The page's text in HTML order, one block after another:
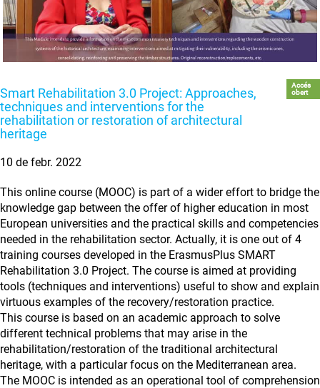
Smart Rehabilitation 3.0 Project: Approaches,
techniques and interventions for the
rehabilitation or restoration of architectural
heritage
Accés
obert
10 de febr. 2022
This online course (MOOC) is part of a wider effort to bridge the
knowledge gap between the offer of higher education in most
European universities and the practical skills and competencies
needed in the rehabilitation sector. Actually, it is one out of 4
training courses developed in the ErasmusPlus SMART
Rehabilitation 3.0 Project. The course is aimed at providing
tools (techniques and interventions) useful to show and explain
virtuous examples of the recovery/restoration practice.
This course is based on an academic approach to solve
different technical problems that may arise in the
rehabilitation/restoration of the traditional architectural
heritage, with a particular focus on the Mediterranean area.
The MOOC is intended as an operational tool of comprehension